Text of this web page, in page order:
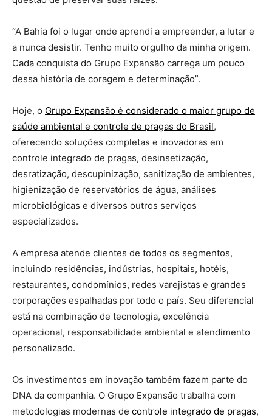
“A Bahia foi o lugar onde aprendi a empreender, a lutar e
a nunca desistir. Tenho muito orgulho da minha origem.
Cada conquista do Grupo Expansão carrega um pouco
dessa história de coragem e determinação”.
Hoje, o Grupo Expansão é considerado o maior grupo de
saúde ambiental e controle de pragas do Brasil,
oferecendo soluções completas e inovadoras em
controle integrado de pragas, desinsetização,
desratização, descupinização, sanitização de ambientes,
higienização de reservatórios de água, análises
microbiológicas e diversos outros serviços
especializados.
A empresa atende clientes de todos os segmentos,
incluindo residências, indústrias, hospitais, hotéis,
restaurantes, condomínios, redes varejistas e grandes
corporações espalhadas por todo o país. Seu diferencial
está na combinação de tecnologia, excelência
operacional, responsabilidade ambiental e atendimento
personalizado.
Os investimentos em inovação também fazem parte do
DNA da companhia. O Grupo Expansão trabalha com
metodologias modernas de controle integrado de pragas,